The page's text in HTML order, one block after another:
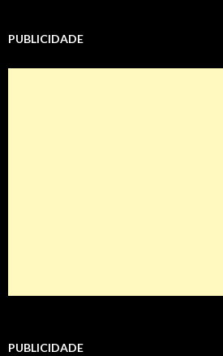
PUBLICIDADE
PUBLICIDADE